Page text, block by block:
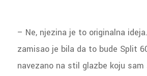
– Ne, njezina je to originalna
zamisao je bila da to bude Split
navezano na stil glazbe koju sam